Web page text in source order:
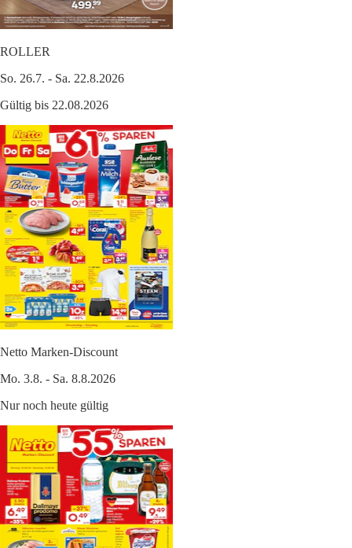
ROLLER
So. 26.7. - Sa. 22.8.2026
Gültig bis 22.08.2026
Netto Marken-Discount
Mo. 3.8. - Sa. 8.8.2026
Nur noch heute gültig